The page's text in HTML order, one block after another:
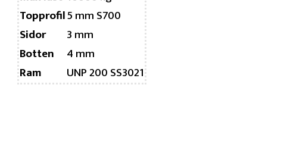
Topprofil5 mm S700
Sidor
3 mm
Botten
4 mm
Ram
UNP 200 SS3021